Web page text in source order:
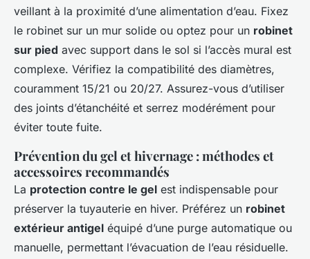
veillant à la proximité d’une alimentation d’eau. Fixez
le robinet sur un mur solide ou optez pour un robinet
sur pied avec support dans le sol si l’accès mural est
complexe. Vérifiez la compatibilité des diamètres,
couramment 15/21 ou 20/27. Assurez-vous d’utiliser
des joints d’étanchéité et serrez modérément pour
éviter toute fuite.
Prévention du gel et hivernage : méthodes et
accessoires recommandés
La protection contre le gel est indispensable pour
préserver la tuyauterie en hiver. Préférez un robinet
extérieur antigel équipé d’une purge automatique ou
manuelle, permettant l’évacuation de l’eau résiduelle.